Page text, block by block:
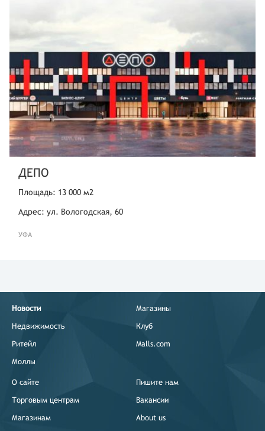
ДЕПО
Площадь: 13 000 м2
Адрес: ул. Вологодская, 60
УФА
Новости
Недвижимость
Ритейл
Моллы
Магазины
Клуб
Malls.com
О сайте
Торговым центрам
Магазинам
Пишите нам
Вакансии
About us